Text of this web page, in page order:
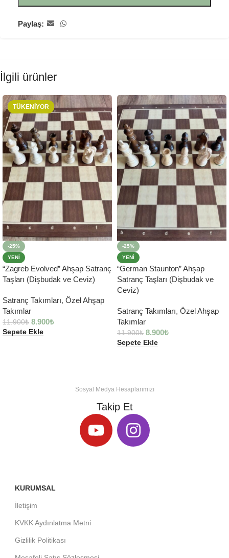
Paylaş:
İlgili ürünler
TÜKENİYOR
-25%
YENI
“Zagreb Evolved” Ahşap Satranç
Taşları (Dişbudak ve Ceviz)
Satranç Takımları, Özel Ahşap
Takımlar
11.900₺ 8.900₺
Sepete Ekle
-25%
YENI
“German Staunton” Ahşap
Satranç Taşları (Dişbudak ve
Ceviz)
Satranç Takımları, Özel Ahşap
Takımlar
11.900₺ 8.900₺
Sepete Ekle
Sosyal Medya Hesaplarımızı
Takip Et
KURUMSAL
İletişim
KVKK Aydınlatma Metni
Gizlilik Politikası